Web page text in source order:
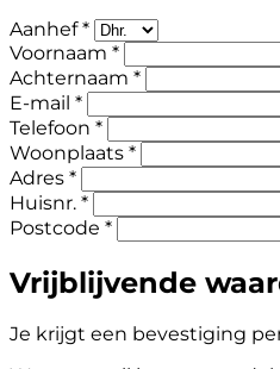
Aanhef *
Voornaam *
Achternaam *
E-mail *
Telefoon *
Woonplaats *
Adres *
Huisnr. *
Postcode *
Vrijblijvende
Je krijgt een bevestiging